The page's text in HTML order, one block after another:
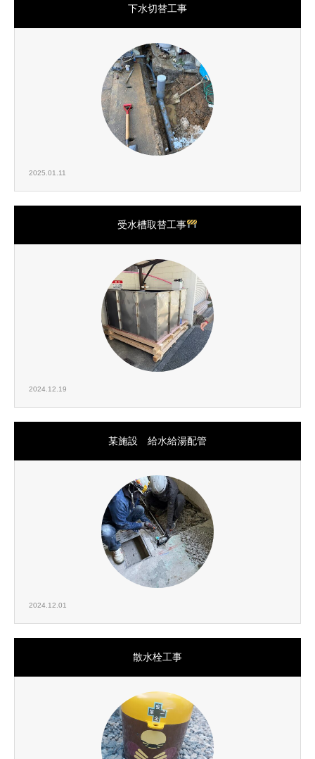
下水切替工事
2025.01.11
受水槽取替工事
2024.12.19
某施設 給水給湯配管
2024.12.01
散水栓工事